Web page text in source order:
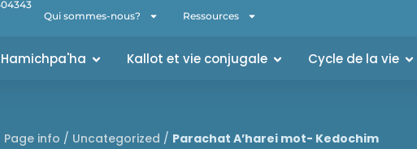
Qui sommes-nous?
Ressources
Kallot et vie conjugale Cycle de la vie
Page info / Uncategorized / Parachat A’harei mot- Kedochim